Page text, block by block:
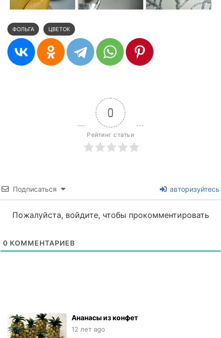
ФОЛЬГА ЦВЕТОК
0
Рейтинг статьи
Подписаться авторизуйтесь
Пожалуйста, войдите, чтобы прокомментировать
0 КОММЕНТАРИЕВ
Ананасы из конфет
12 лет ago